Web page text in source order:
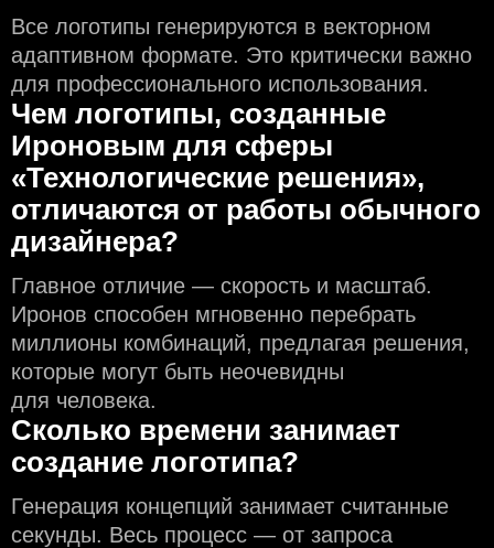
Все логотипы генерируются в векторном
адаптивном формате. Это критически важно
для профессионального использования.
Чем логотипы, созданные
Ироновым для сферы
«Технологические решения»,
отличаются от работы обычного
дизайнера?
Главное отличие — скорость и масштаб.
Иронов способен мгновенно перебрать
миллионы комбинаций, предлагая решения,
которые могут быть неочевидны
для человека.
Сколько времени занимает
создание логотипа?
Генерация концепций занимает считанные
секунды. Весь процесс — от запроса